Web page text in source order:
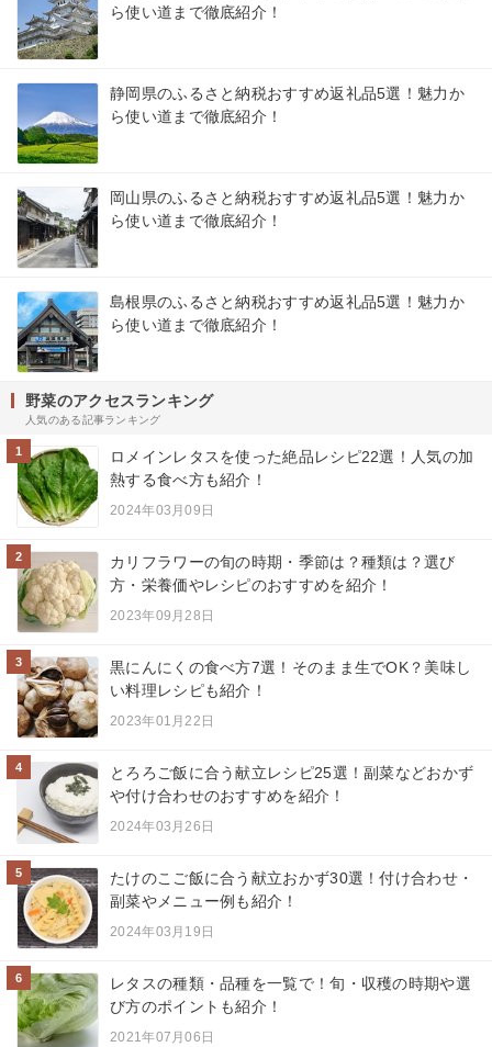
ら使い道まで徹底紹介！
静岡県のふるさと納税おすすめ返礼品5選！魅力か
ら使い道まで徹底紹介！
岡山県のふるさと納税おすすめ返礼品5選！魅力か
ら使い道まで徹底紹介！
島根県のふるさと納税おすすめ返礼品5選！魅力か
ら使い道まで徹底紹介！
野菜のアクセスランキング
人気のある記事ランキング
1
ロメインレタスを使った絶品レシピ22選！人気の加
熱する食べ方も紹介！
2024年03月09日
2
カリフラワーの旬の時期・季節は？種類は？選び
方・栄養価やレシピのおすすめを紹介！
2023年09月28日
3
黒にんにくの食べ方7選！そのまま生でOK？美味し
い料理レシピも紹介！
2023年01月22日
4
とろろご飯に合う献立レシピ25選！副菜などおかず
や付け合わせのおすすめを紹介！
2024年03月26日
5
たけのこご飯に合う献立おかず30選！付け合わせ・
副菜やメニュー例も紹介！
2024年03月19日
6
レタスの種類・品種を一覧で！旬・収穫の時期や選
び方のポイントも紹介！
2021年07月06日